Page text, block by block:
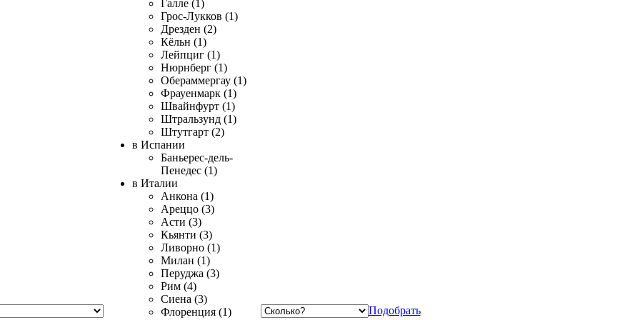
Галле (1)
Грос-Лукков (1)
Дрезден (2)
Кёльн (1)
Лейпциг (1)
Нюрнберг (1)
Обераммергау (1)
Фрауенмарк (1)
Швайнфурт (1)
Штральзунд (1)
Штутгарт (2)
в Испании
Баньерес-дель-
Пенедес (1)
в Италии
Анкона (1)
Ареццо (3)
Асти (3)
Кьянти (3)
Ливорно (1)
Милан (1)
Перуджа (3)
Рим (4)
Сиена (3)
Флоренция (1)
Подобрать